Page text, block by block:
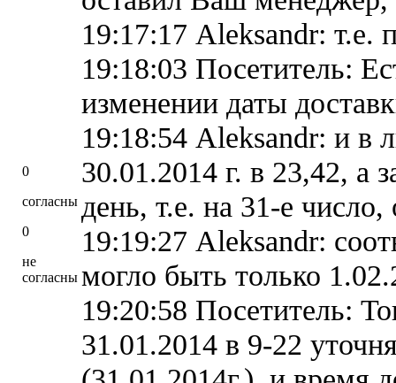
0
согласны
0
не
согласны
19:17:17 Aleksandr: т.е.
19:18:03 Посетитель:
изменении даты
19:18:54 Aleksandr: и в
30.01.2014 г. в 23,42, а
день, т.е. на 31-е
19:19:27 Aleksandr:
могло быть только
19:20:58 Посетитель:
31.01.2014 в 9-22